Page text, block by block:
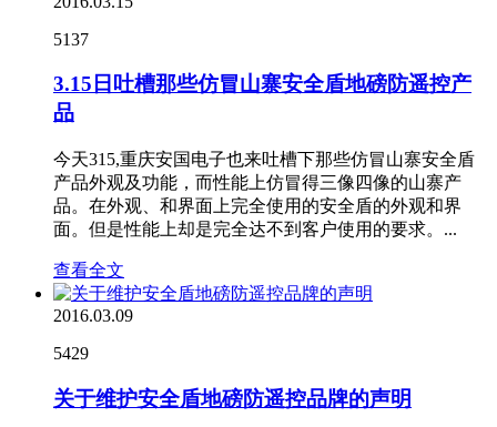
5137
3.15日吐槽那些仿冒山寨安全盾地磅防遥控产
品
今天315,重庆安国电子也来吐槽下那些仿冒山寨安全盾
产品外观及功能，而性能上仿冒得三像四像的山寨产
品。在外观、和界面上完全使用的安全盾的外观和界
面。但是性能上却是完全达不到客户使用的要求。...
查看全文
2016.03.09
5429
关于维护安全盾地磅防遥控品牌的声明